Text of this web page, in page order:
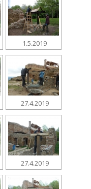
1.5.2019
27.4.2019
27.4.2019